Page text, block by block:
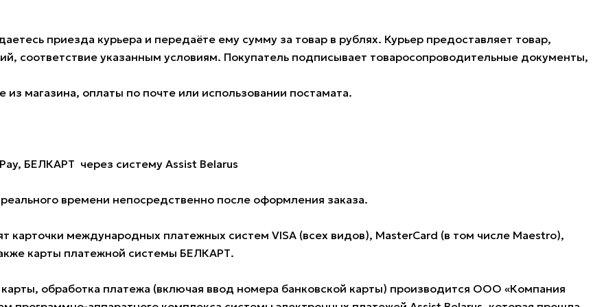
приезда курьера и передаёте ему сумму за товар в рублях. Курьер предоставляет товар,
соответствие указанным условиям. Покупатель подписывает товаросопроводительные документы,
магазина, оплаты по почте или использовании постамата.
БЕЛКАРТ через систему Assist Belarus
времени непосредственно после оформления заказа.
международных платежных систем VISA (всех видов), MasterCard (в том числе Maestro),
карты платежной системы БЕЛКАРТ.
обработка платежа (включая ввод номера банковской карты) производится ООО «Компания